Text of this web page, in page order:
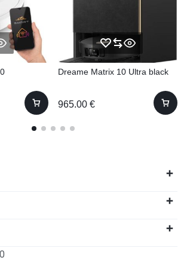
Dreame Matrix 10 Ultra black
965.00 €